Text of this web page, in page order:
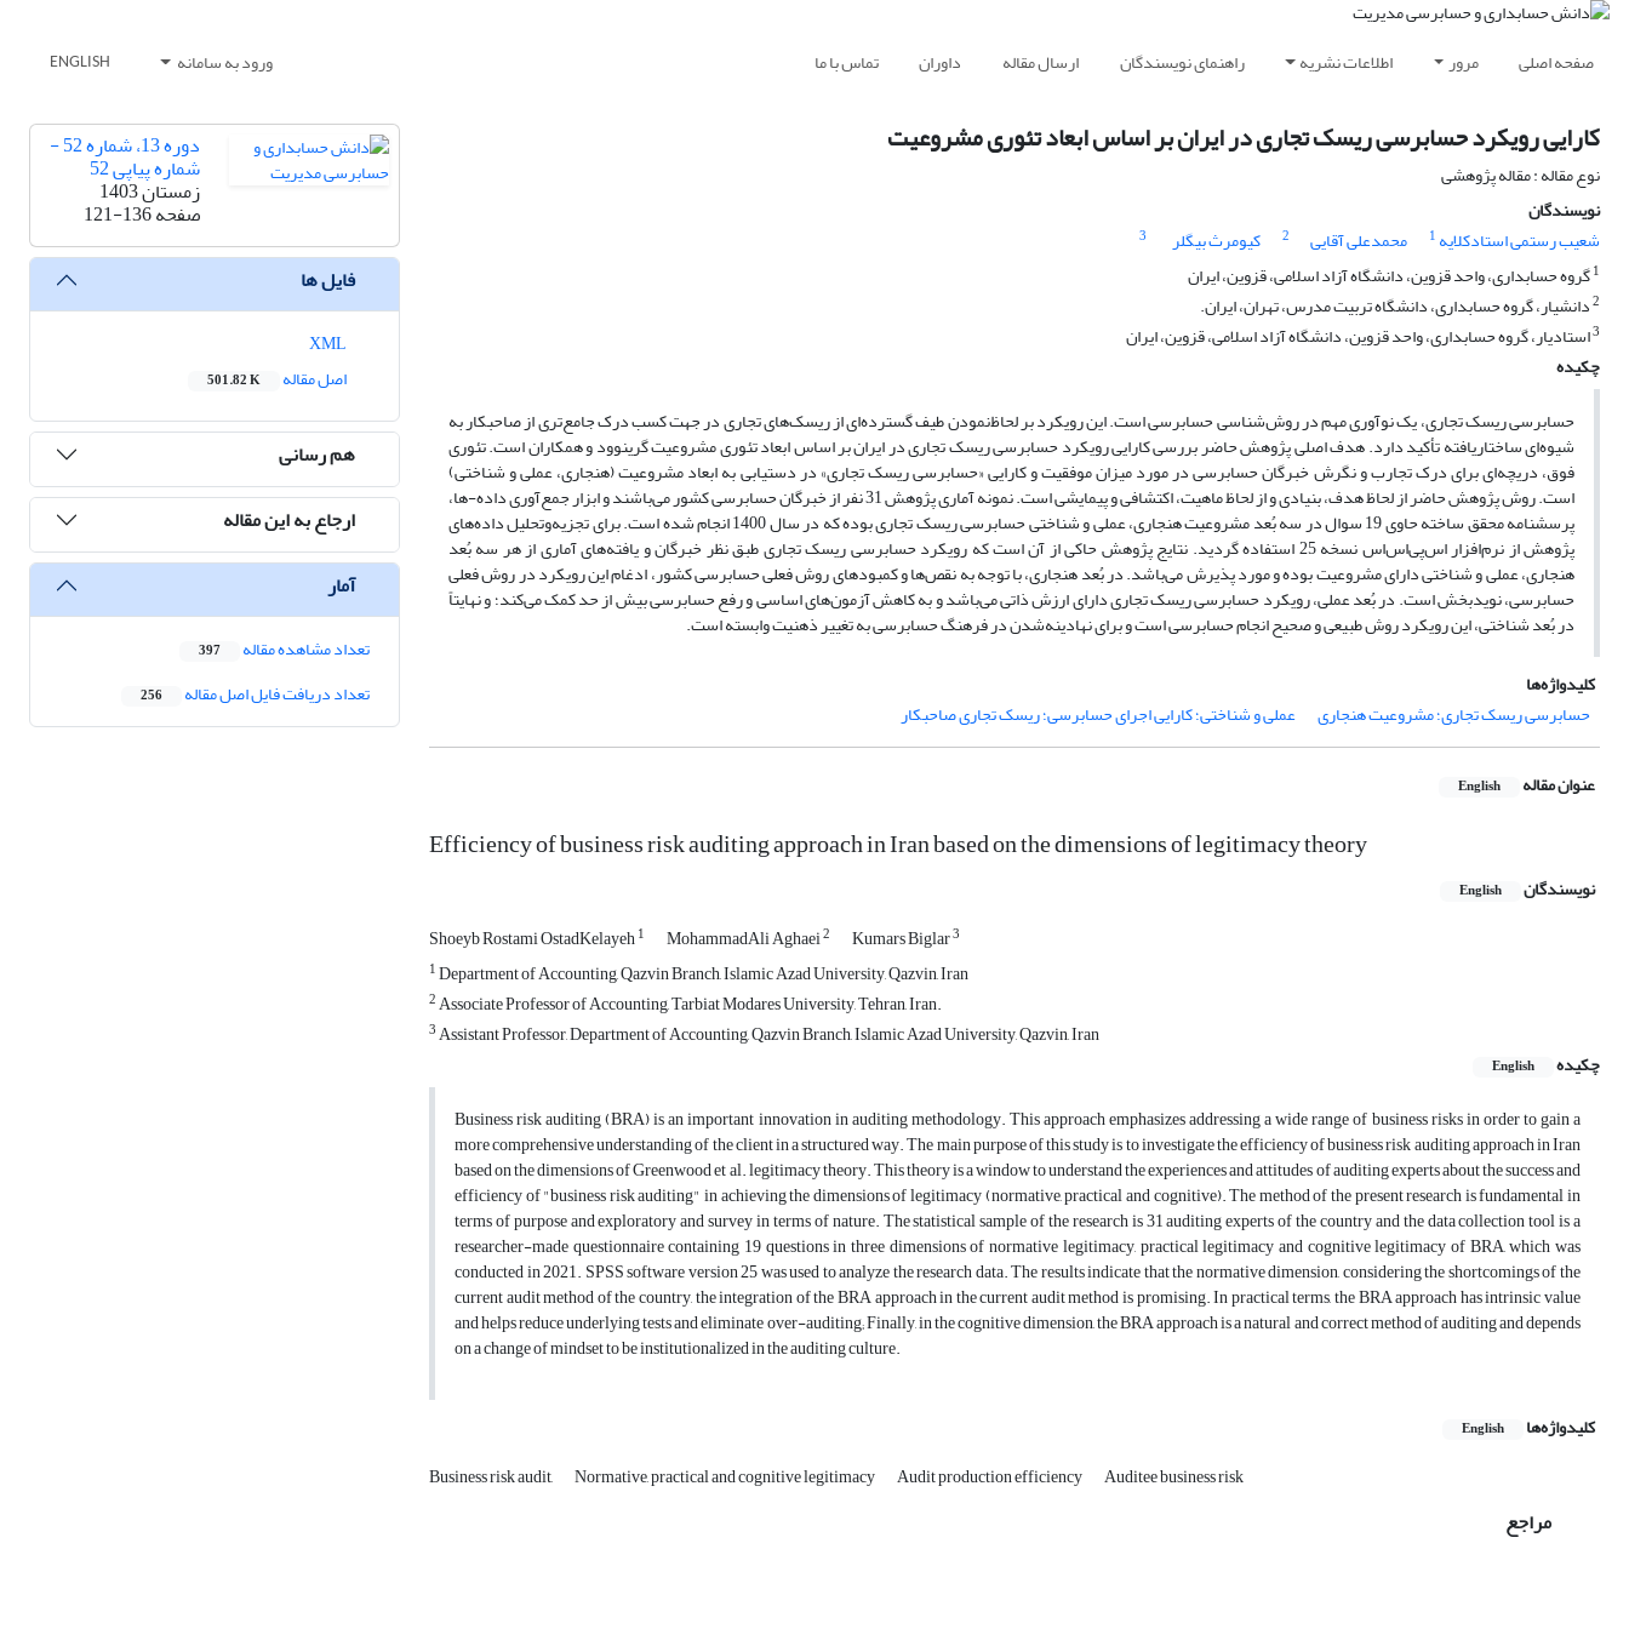
صفحه اصلی مرور اطلاعات نشریه راهنمای نویسندگان ارسال مقاله داوران تماس با ما ورود به سامانه ENGLISH
کارایی رویکرد حسابرسی ریسک تجاری در ایران بر اساس ابعاد تئوری مشروعیت
نوع مقاله : مقاله پژوهشی
نویسندگان
شعیب رستمی استادکلایه 1 محمدعلی آقایی 2 کیومرث بیگلر
3
1گروه حسابداری، واحد قزوین، دانشگاه آزاد اسلامی، قزوین، ایران
2دانشیار، گروه حسابداری، دانشگاه تربیت مدرس، تهران، ایران.
3استادیار، گروه حسابداری، واحد قزوین، دانشگاه آزاد اسلامی، قزوین، ایران
چکیده
حسابرسی ریسک تجاری، یک نوآوری مهم در روش‌شناسی حسابرسی است. این رویکرد بر لحاظ‌نمودن طیف گسترده‌ای از ریسک‌های تجاری در جهت کسب درک جامع‌تری از صاحبکار به
شیوه‌ای ساختاریافته تأکید دارد. هدف اصلی پژوهش حاضر بررسی کارایی رویکرد حسابرسی ریسک تجاری در ایران بر اساس ابعاد تئوری مشروعیت گرینوود و همکاران است. تئوری
فوق، دریچه‌ای برای درک تجارب و نگرش خبرگان حسابرسی در مورد میزان موفقیت و کارایی «حسابرسی ریسک تجاری» در دستیابی به ابعاد مشروعیت (هنجاری، عملی و شناختی)
است. روش پژوهش حاضر از لحاظ هدف، بنیادی و از لحاظ ماهیت، اکتشافی و پیمایشی است. نمونه آماری پژوهش 31 نفر از خبرگان حسابرسی کشور می‌باشند و ابزار جمع‌آوری داده-ها،
پرسشنامه محقق ساخته حاوی 19 سوال در سه بُعد مشروعیت هنجاری، عملی و شناختی حسابرسی ریسک تجاری بوده که در سال 1400 انجام شده است. برای تجزیه‌وتحلیل داده‌های
پژوهش از نرم‌افزار اس‌پی‌اس‌اس نسخه 25 استفاده گردید. نتایج پژوهش حاکی از آن است که رویکرد حسابرسی ریسک تجاری طبق نظر خبرگان و یافته‌های آماری از هر سه بُعد
هنجاری، عملی و شناختی دارای مشروعیت بوده و مورد پذیرش می‌باشد. در بُعد هنجاری، با توجه به نقص‌ها و کمبودهای روش فعلی حسابرسی کشور، ادغام این رویکرد در روش فعلی
حسابرسی، نویدبخش است. در بُعد عملی، رویکرد حسابرسی ریسک تجاری دارای ارزش ذاتی می‌باشد و به کاهش آزمون‌های اساسی و رفع حسابرسی بیش از حد کمک می‌کند؛ و نهایتاً
در بُعد شناختی، این رویکرد روش طبیعی و صحیح انجام حسابرسی است و برای نهادینه‌شدن در فرهنگ حسابرسی به تغییر ذهنیت وابسته است.
کلیدواژه‌ها
حسابرسی ریسک تجاری؛ مشروعیت هنجاری
عملی و شناختی؛ کارایی اجرای حسابرسی؛ ریسک تجاری صاحبکار
عنوان مقاله English
Efficiency of business risk auditing approach in Iran based on the dimensions of legitimacy theory
نویسندگان English
Shoeyb Rostami OstadKelayeh1 MohammadAli Aghaei2 Kumars Biglar3
1Department of Accounting, Qazvin Branch, Islamic Azad University, Qazvin, Iran
2Associate Professor of Accounting, Tarbiat Modares University, Tehran, Iran.
3Assistant Professor, Department of Accounting, Qazvin Branch, Islamic Azad University, Qazvin, Iran
چکیده
English
Business risk auditing (BRA) is an important innovation in auditing methodology. This approach emphasizes addressing a wide range of business risks in order to gain a
more comprehensive understanding of the client in a structured way. The main purpose of this study is to investigate the efficiency of business risk auditing approach in Iran
based on the dimensions of Greenwood et al. legitimacy theory. This theory is a window to understand the experiences and attitudes of auditing experts about the success and
efficiency of "business risk auditing" in achieving the dimensions of legitimacy (normative, practical and cognitive). The method of the present research is fundamental in
terms of purpose and exploratory and survey in terms of nature. The statistical sample of the research is 31 auditing experts of the country and the data collection tool is a
researcher-made questionnaire containing 19 questions in three dimensions of normative legitimacy, practical legitimacy and cognitive legitimacy of BRA, which was
conducted in 2021. SPSS software version 25 was used to analyze the research data. The results indicate that the normative dimension, considering the shortcomings of the
current audit method of the country, the integration of the BRA approach in the current audit method is promising. In practical terms, the BRA approach has intrinsic value
and helps reduce underlying tests and eliminate over-auditing; Finally, in the cognitive dimension, the BRA approach is a natural and correct method of auditing and depends
on a change of mindset to be institutionalized in the auditing culture.
کلیدواژه‌ها English
Business risk audit, Normative, practical and cognitive legitimacy Audit production efficiency Auditee business risk
مراجع
دوره 13، شماره 52 -
شماره پیاپی 52
زمستان 1403
صفحه121-136
فایل ها
اصل مقاله
501.82 K
هم رسانی
ارجاع به این مقاله
آمار
تعداد مشاهده مقاله 397
تعداد دریافت فایل اصل مقاله 256